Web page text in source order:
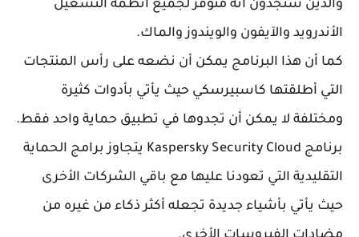
والذين ستجدون أنه متوفر لجميع أنظمة التشغيل
الأندرويد والآيفون والويندوز والماك.
كما أن هذا البرنامج يمكن أن نضعه على رأس المنتجات
التي أطلقتها كاسبيرسكي حيث يأتي بأدوات كثيرة
ومختلفة لا يمكن أن تجدوها في تطبيق حماية واحد فقط.
برنامج Kaspersky Security Cloud يتجاوز برامج الحماية
التقليدية التي تعودنا عليها مع باقي الشركات الأخرى
حيث يأتي بأشياء جديدة تجعله أكثر ذكاء من غيره من